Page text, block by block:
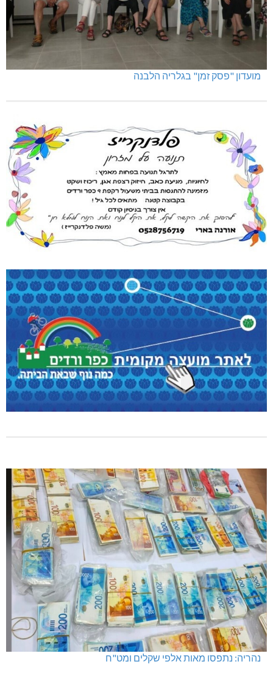
מועדון "פסק זמן" בגלריה הלבנה
נהריה: נתפסו מאות אלפי שקלים ומט"ח